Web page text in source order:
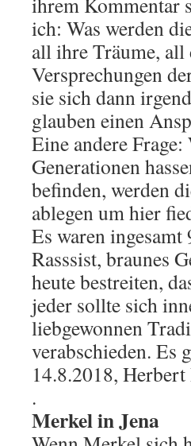
ich: Was werden
all ihre Träume,
Versprechungen
sie sich dann
glauben einen
Eine andere
Generationen
befinden, werden
ablegen um hier
Es waren
Rasssist, braunes
heute bestreiten,
jeder sollte sich
liebgewonnen
verabschieden. Es
14.8.2018,
.
Merkel in Jena